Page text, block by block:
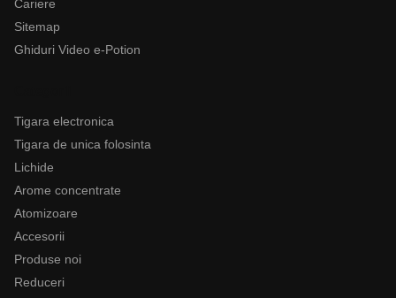
Cariere
Sitemap
Ghiduri Video e-Potion
Tigara electronica
Tigara de unica folosinta
Lichide
Arome concentrate
Atomizoare
Accesorii
Produse noi
Reduceri